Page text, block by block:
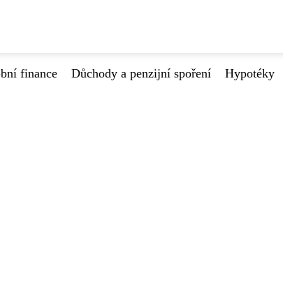
finance Důchody a penzijní spoření Hypotéky